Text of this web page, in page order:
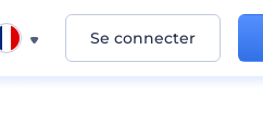
Se connecter